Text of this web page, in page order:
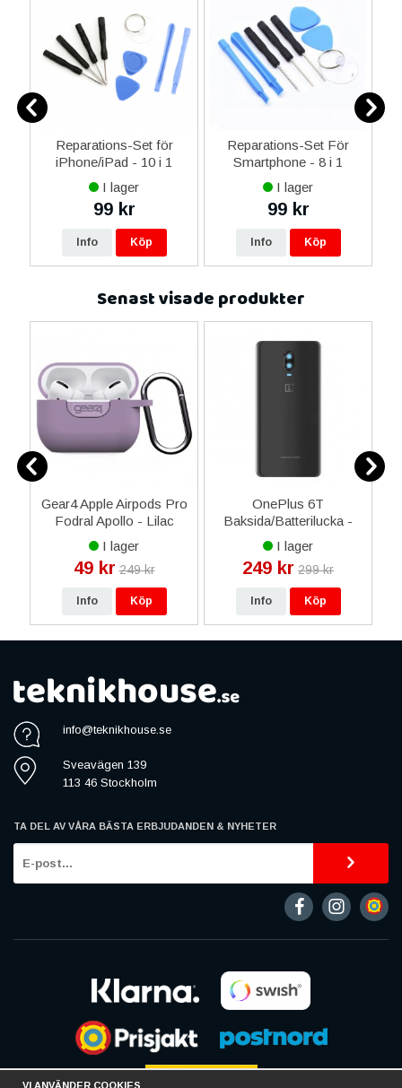
Reparations-Set för
iPhone/iPad - 10 i 1
I lager
99 kr
Info Köp
Reparations-Set För
Smartphone - 8 i 1
I lager
99 kr
Info Köp
Senast visade produkter
Gear4 Apple Airpods Pro
Fodral Apollo - Lilac
I lager
49 kr 249 kr
Info Köp
OnePlus 6T
Baksida/Batterilucka -
Spegel Svart
I lager
249 kr 299 kr
Info Köp
info@teknikhouse.se
Sveavägen 139
113 46 Stockholm
TA DEL AV VÅRA BÄSTA ERBJUDANDEN & NYHETER
VI ANVÄNDER COOKIES